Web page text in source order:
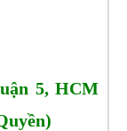
5, HCM